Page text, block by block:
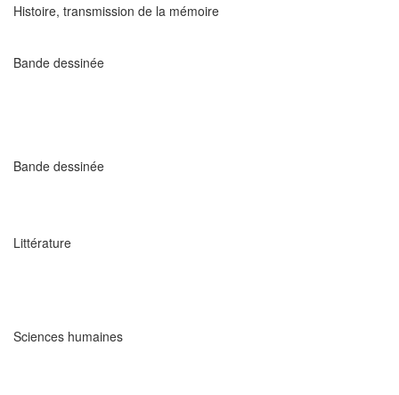
Histoire, transmission de la mémoire
Bande dessinée
Bande dessinée
Littérature
Sciences humaines